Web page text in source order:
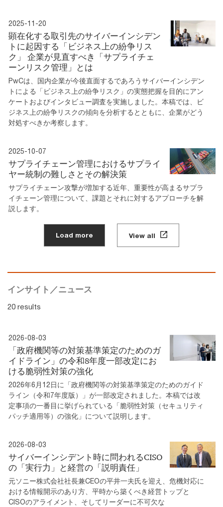
2025-11-20
顕在化する取引先のサイバーインシデン
トに起因する「ビジネス上の紛争リス
ク」 企業が見直すべき「サプライチェ
ーンリスク管理」とは
PwCは、国内企業が今後直面するであろうサイバーインシデン
トによる「ビジネス上の紛争リスク」の実態把握を目的にアン
ケートおよびインタビュー調査を実施しました。本稿では、ビ
ジネス上の紛争リスクの傾向を分析するとともに、企業がどう
対処すべきか考察します。
2025-10-07
サプライチェーン管理におけるサプライ
ヤー統制の難しさとその解決策
サプライチェーン攻撃が増加する近年、重要性が高まるサプラ
イチェーン管理について、課題とそれに対するアプローチを解
説します。
Load more View all
インサイト／ニュース
20 results
2026-08-03
「政府機関等の対策基準策定のためのガ
イドライン」の令和8年度一部改定にお
ける脆弱性対策の強化
2026年6月12日に「政府機関等の対策基準策定のためのガイド
ライン（令和7年度版）」が一部改定されました。本稿では改
定事項の一番目に挙げられている「脆弱性対策（セキュリティ
パッチ適用等）の強化」について説明します。
2026-08-03
サイバーインシデント時に問われるCISO
の「実行力」と経営の「説明責任」
元ソニー株式会社社長兼CEOの平井一夫氏を迎え、危機対応に
おける情報開示のあり方、平時から築くべき経営トップと
CISOのアライメント、そしてリーダーに不可欠な